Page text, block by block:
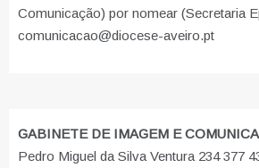
Comunicação) por nomear (Secretaria
comunicacao@diocese-aveiro.pt
GABINETE DE IMAGEM E
Pedro Miguel da Silva Ventura 234 377